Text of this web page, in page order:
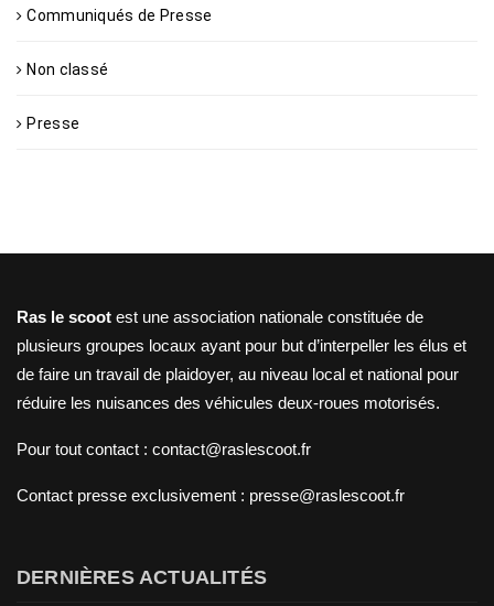
Communiqués de Presse
Non classé
Presse
Ras le scoot est une association nationale constituée de
plusieurs groupes locaux ayant pour but d’interpeller les élus et
de faire un travail de plaidoyer, au niveau local et national pour
réduire les nuisances des véhicules deux-roues motorisés.
Pour tout contact : contact@raslescoot.fr
Contact presse exclusivement : presse@raslescoot.fr
DERNIÈRES ACTUALITÉS